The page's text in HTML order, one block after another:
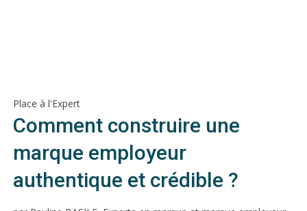
Place à l'Expert
Comment construire une
marque employeur
authentique et crédible ?